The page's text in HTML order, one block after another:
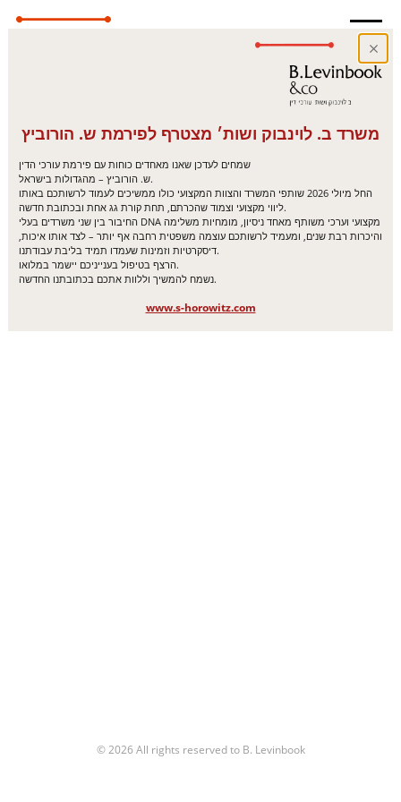
© 2026 All rights reserved to B. Levinbook
משרד ב. לוינבוק ושות׳ מצטרף לפירמת ש. הורוביץ
שמחים לעדכן שאנו מאחדים כוחות עם פירמת עורכי הדין
ש. הורוביץ – מהגדולות בישראל.
החל מיולי 2026 שותפי המשרד והצוות המקצועי כולו ממשיכים לעמוד לרשותכם באותו
ליווי מקצועי וצמוד שהכרתם, תחת קורת גג אחת ובכתובת חדשה.
החיבור בין שני משרדים בעלי DNA מקצועי וערכי משותף מאחד ניסיון, מומחיות משלימה
והיכרות רבת שנים, ומעמיד לרשותכם עוצמה משפטית רחבה אף יותר – לצד אותו איכות,
דיסקרטיות וזמינות שעמדו תמיד בליבת עבודתנו.
הרצף בטיפול בענייניכם יישמר במלואו.
נשמח להמשיך וללוות אתכם בכתובתנו החדשה.
www.s-horowitz.com